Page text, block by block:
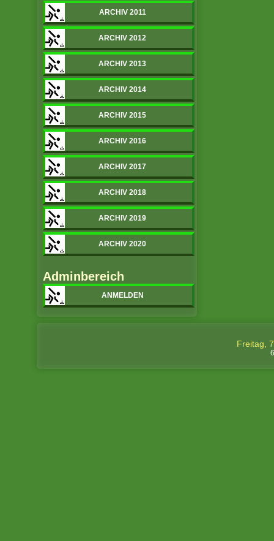
ARCHIV 2011
ARCHIV 2012
ARCHIV 2013
ARCHIV 2014
ARCHIV 2015
ARCHIV 2016
ARCHIV 2017
ARCHIV 2018
ARCHIV 2019
ARCHIV 2020
Adminbereich
ANMELDEN
Freitag,